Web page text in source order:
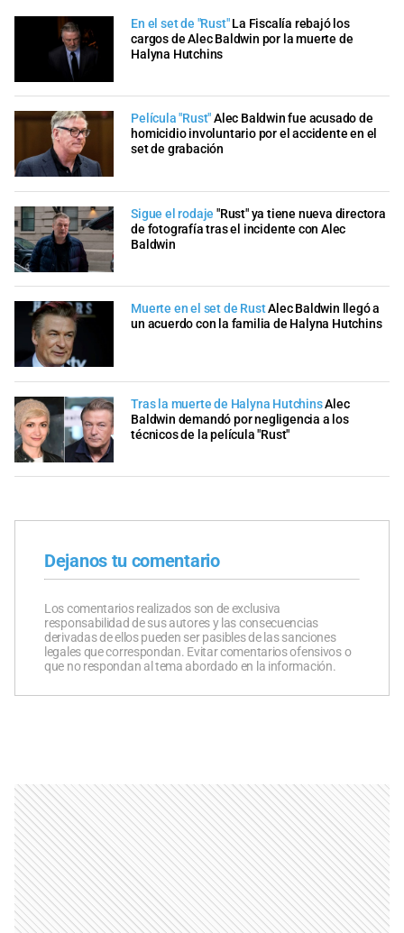
En el set de "Rust" La Fiscalía rebajó los
cargos de Alec Baldwin por la muerte de
Halyna Hutchins
Película "Rust"Alec Baldwin fue acusado de
homicidio involuntario por el accidente en el
set de grabación
Sigue el rodaje "Rust" ya tiene nueva directora
de fotografía tras el incidente con Alec
Baldwin
Muerte en el set de RustAlec Baldwin llegó a
un acuerdo con la familia de Halyna Hutchins
Tras la muerte de Halyna HutchinsAlec
Baldwin demandó por negligencia a los
técnicos de la película "Rust"
Dejanos tu comentario
Los comentarios realizados son de exclusiva
responsabilidad de sus autores y las consecuencias
derivadas de ellos pueden ser pasibles de las sanciones
legales que correspondan. Evitar comentarios ofensivos o
que no respondan al tema abordado en la información.